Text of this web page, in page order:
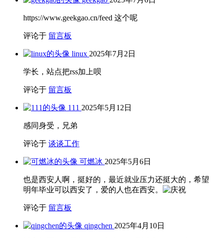
https://www.geekgao.cn/feed 这个呢
评论于 留言板
linux 2025年7月2日
学长，站点把rss加上呗
评论于 留言板
111 2025年5月12日
感同身受，兄弟
评论于 谈谈工作
可燃冰 2025年5月6日
也是西安人啊，挺好的，最近就业压力还挺大的，希望
明年毕业可以西安了，爱的人也在西安。
评论于 留言板
qingchen 2025年4月10日